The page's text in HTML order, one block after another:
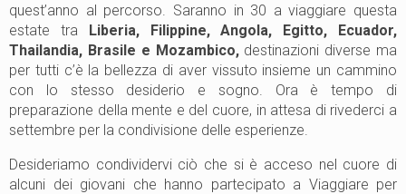
quest’anno al percorso. Saranno in 30 a viaggiare questa
estate tra Liberia, Filippine, Angola, Egitto, Ecuador,
Thailandia, Brasile e Mozambico,destinazioni diverse ma
per tutti c’è la bellezza di aver vissuto insieme un cammino
con lo stesso desiderio e sogno. Ora è tempo di
preparazione della mente e del cuore, in attesa di rivederci a
settembre per la condivisione delle esperienze.
Desideriamo condividervi ciò che si è acceso nel cuore di
alcuni dei giovani che hanno partecipato a Viaggiare per